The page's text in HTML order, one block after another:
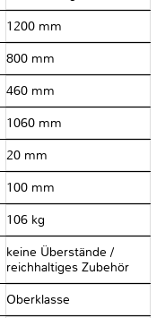
1200 mm
800 mm
460 mm
1060 mm
20 mm
100 mm
106 kg
keine Überstände /
reichhaltiges Zubehör
Oberklasse